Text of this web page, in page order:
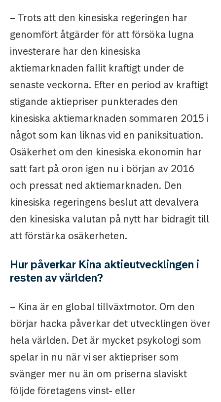
– Trots att den kinesiska regeringen har
genomfört åtgärder för att försöka lugna
investerare har den kinesiska
aktiemarknaden fallit kraftigt under de
senaste veckorna. Efter en period av kraftigt
stigande aktiepriser punkterades den
kinesiska aktiemarknaden sommaren 2015 i
något som kan liknas vid en paniksituation.
Osäkerhet om den kinesiska ekonomin har
satt fart på oron igen nu i början av 2016
och pressat ned aktiemarknaden. Den
kinesiska regeringens beslut att devalvera
den kinesiska valutan på nytt har bidragit till
att förstärka osäkerheten.
Hur påverkar Kina aktieutvecklingen i
resten av världen?
– Kina är en global tillväxtmotor. Om den
börjar hacka påverkar det utvecklingen över
hela världen. Det är mycket psykologi som
spelar in nu när vi ser aktiepriser som
svänger mer nu än om priserna slaviskt
följde företagens vinst- eller